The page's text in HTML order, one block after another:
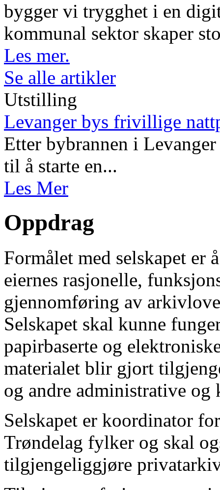
bygger vi trygghet i en
kommunal sektor skaper
Les mer.
Se alle artikler
Utstilling
Levanger bys frivillige
Etter bybrannen i
til å starte en...
Les Mer
Oppdrag
Formålet med selskapet er
eiernes rasjonelle,
gjennomføring av
Selskapet skal kunne
papirbaserte og
materialet blir gjort
og andre administrative
Selskapet er koordinator
Trøndelag fylker og skal
tilgjengeliggjøre